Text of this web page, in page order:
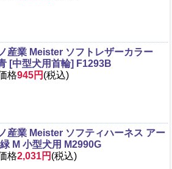
産業 Meister ソフトレザーカラー
[中型犬用首輪] F1293B
格945円 (税込)
産業 Meister ソフティハーネス アー
M 小型犬用 M2990G
格2,031円 (税込)